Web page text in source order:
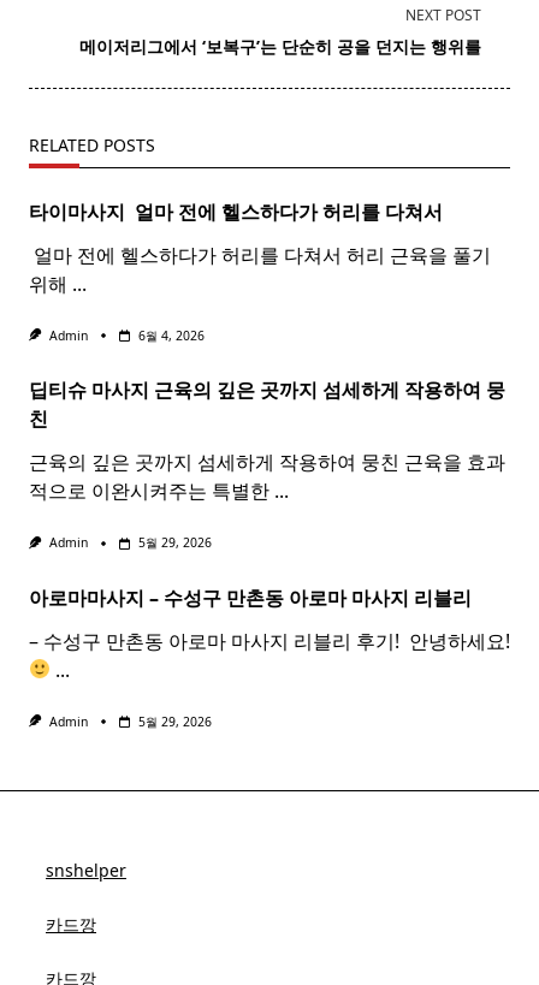
reader-
NEXT POST
메이저리그에서 ‘보복구’는 단순히 공을 던지는 행위를
RELATED POSTS
타이마사지 ​ 얼마 전에 헬스하다가 허리를 다쳐서
​ 얼마 전에 헬스하다가 허리를 다쳐서 허리 근육을 풀기
위해 ...
Admin 6월 4, 2026
딥티슈 마사지 근육의 깊은 곳까지 섬세하게 작용하여 뭉
친
근육의 깊은 곳까지 섬세하게 작용하여 뭉친 근육을 효과
적으로 이완시켜주는 특별한 ...
Admin 5월 29, 2026
아로마마사지 – 수성구 만촌동 아로마 마사지 리블리
– 수성구 만촌동 아로마 마사지 리블리 후기! ​ 안녕하세요!
...
Admin 5월 29, 2026
snshelper
카드깡
카드깡